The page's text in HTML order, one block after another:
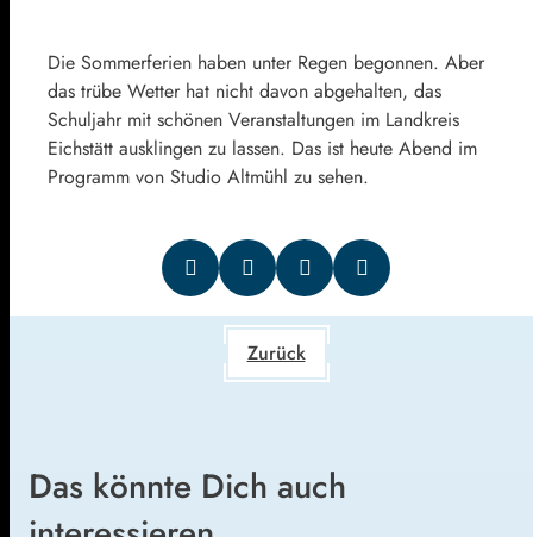
Die Sommerferien haben unter Regen begonnen. Aber
das trübe Wetter hat nicht davon abgehalten, das
Schuljahr mit schönen Veranstaltungen im Landkreis
Eichstätt ausklingen zu lassen. Das ist heute Abend im
Programm von Studio Altmühl zu sehen.
Zurück
Das könnte Dich auch